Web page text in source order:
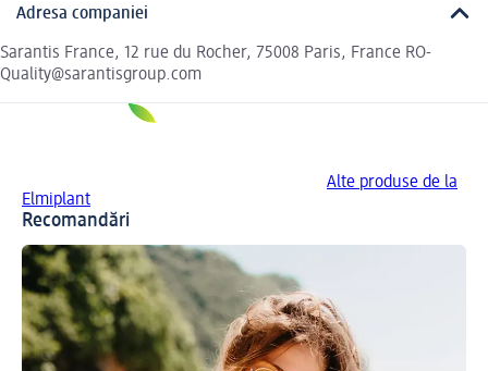
Adresa companiei
Sarantis France, 12 rue du Rocher, 75008 Paris, France RO-
Quality@sarantisgroup.com
Alte produse de la
Elmiplant
Recomandări